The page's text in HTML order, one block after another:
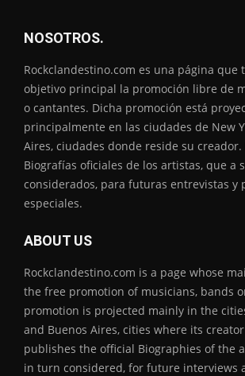
NOSOTROS.
Rockclandestino.com es una página que
objetivo principal la promoción libre de
o cantantes. Dicha promoción está
principalmente en las ciudades de New
Aires, ciudades donde reside su creador.
Biografías oficiales de los artistas, que a
considerados, para futuras entrevistas y
especiales.
ABOUT US
Rockclandestino.com is a page whose
the free promotion of musicians, bands
promotion is projected mainly in the
and Buenos Aires, cities where its
publishes the official Biographies of the
in turn considered, for future interviews